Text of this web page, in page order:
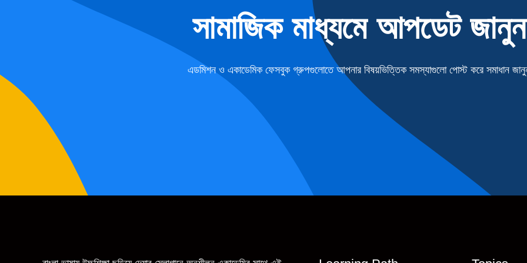
সামাজিক মাধ্যমে আপডেট জানুন
এডমিশন ও একাডেমিক ফেসবুক গ্রুপগুলোতে আপনার বিষয়ভিত্তিক সমস্যাগুলো পোস্ট করে সমাধান